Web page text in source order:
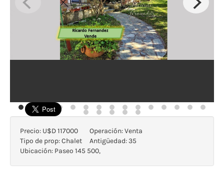
Precio: U$D 117000
Tipo de prop:Chalet
Operación:Venta
Antigüedad:35
Ubicación: Paseo 145 500,